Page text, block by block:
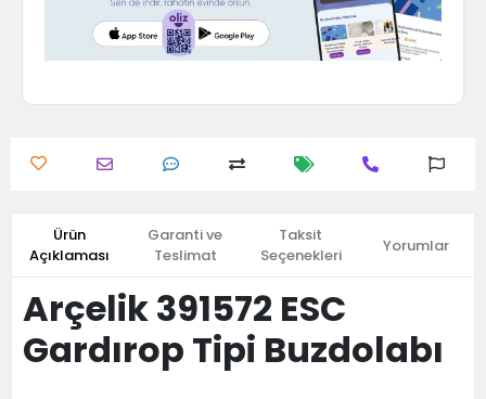
Ürün
Açıklaması
Garanti ve
Teslimat
Taksit
Seçenekleri
Yorumlar
Arçelik 391572 ESC
Gardırop Tipi Buzdolabı